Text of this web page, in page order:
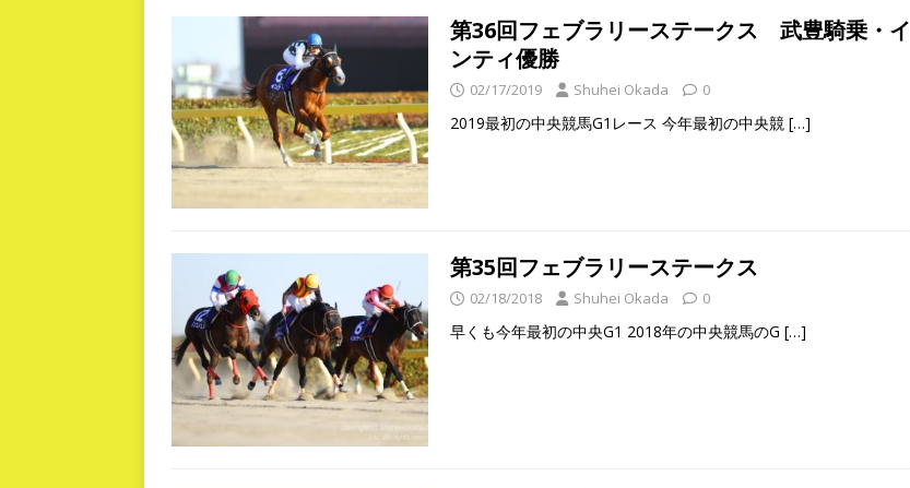
第36回フェブラリーステークス 武豊騎乗・イ
ンティ優勝
02/17/2019 Shuhei Okada 0
2019最初の中央競馬G1レース 今年最初の中央競 […]
第35回フェブラリーステークス
02/18/2018 Shuhei Okada 0
早くも今年最初の中央G1 2018年の中央競馬のG […]